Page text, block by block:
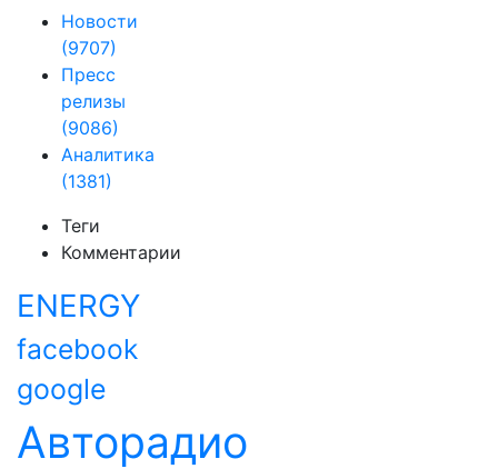
Новости
(9707)
Пресс
релизы
(9086)
Аналитика
(1381)
Теги
Комментарии
ENERGY
facebook
google
Авторадио